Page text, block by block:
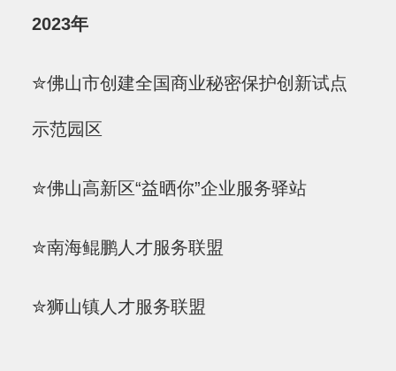
2023年
✮佛山市创建全国商业秘密保护创新试点
示范园区
✮佛山高新区“益晒你”企业服务驿站
✮南海鲲鹏人才服务联盟
✮狮山镇人才服务联盟